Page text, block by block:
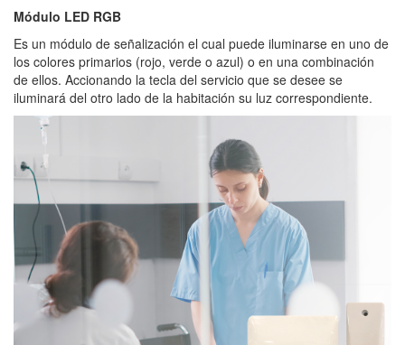
Módulo LED RGB
Es un módulo de señalización el cual puede iluminarse en uno de
los colores primarios (rojo, verde o azul) o en una combinación
de ellos. Accionando la tecla del servicio que se desee se
iluminará del otro lado de la habitación su luz correspondiente.